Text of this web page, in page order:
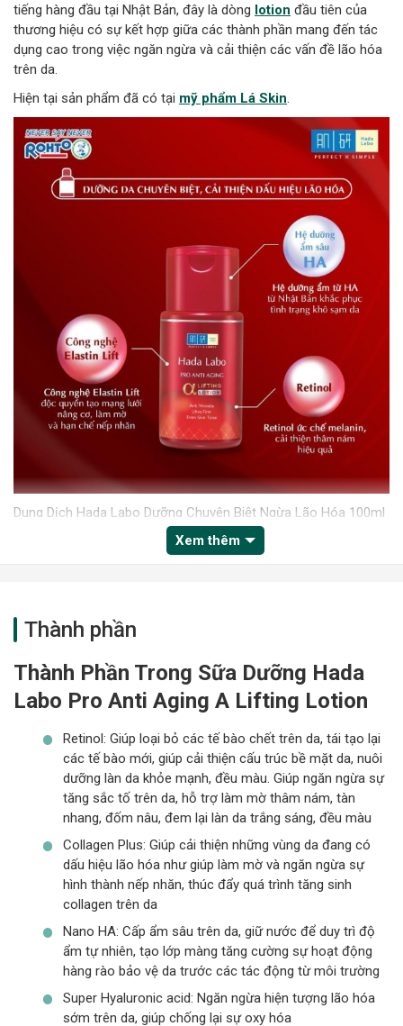
tiếng hàng đầu tại Nhật Bản, đây là dòng lotion đầu tiên của
thương hiệu có sự kết hợp giữa các thành phần mang đến tác
dụng cao trong việc ngăn ngừa và cải thiện các vấn đề lão hóa
trên da.
Hiện tại sản phẩm đã có tại mỹ phẩm Lá Skin.
Dung Dịch Hada Labo Dưỡng Chuyên Biệt Ngừa Lão Hóa 100ml
Pro Anti Aging α Lifting Lotion là dòng lotion
mỹ phẩm Hada Labo, nhãn hàng nổi tiếng hàng
quyền khi có sự kết hợp giữa nhiều thành phần có chứa hàm
việc ngăn ngừa và cải thiện tình trạng da lão hóa.
Điểm nổi bật làm nên tên tuổi của dòng lotion này trên thị
sự kết hợp giữa ba thành phần đáp ứng tốt trên da đó là
, nano HA và collagen plus. Đồng thời đây còn là dòng
lotion đầu tiên của thương hiệu được điều chế với công nghệ
hiện đại Elastin Lift có chứa hàm lượng Collagen và hoạt chất
3D HA mang đến hiệu quả tối ưu trong việc nâng cơ da mặt,
giúp làm mờ và ngăn ngừa sự hình thành nếp nhăn hiệu quả.
Công Dụng Của Sữa Dưỡng Da Hada
Labo Pro Anti Aging Α Lifting Lotion
Xem thêm
Thành phần
Thành Phần Trong Sữa Dưỡng Hada
Labo Pro Anti Aging Α Lifting Lotion
Retinol: Giúp loại bỏ các tế bào chết trên da, tái tạo lại
các tế bào mới, giúp cải thiện cấu trúc bề mặt da, nuôi
dưỡng làn da khỏe mạnh, đều màu. Giúp ngăn ngừa sự
tăng sắc tố trên da, hỗ trợ làm mờ thâm nám, tàn
nhang, đốm nâu, đem lại làn da trắng sáng, đều màu
Collagen Plus: Giúp cải thiện những vùng da đang có
dấu hiệu lão hóa như giúp làm mờ và ngăn ngừa sự
hình thành nếp nhăn, thúc đẩy quá trình tăng sinh
collagen trên da
Nano HA: Cấp ẩm sâu trên da, giữ nước để duy trì độ
ẩm tự nhiên, tạo lớp màng tăng cường sự hoạt động
hàng rào bảo vệ da trước các tác động từ môi trường
Super Hyaluronic acid: Ngăn ngừa hiện tượng lão hóa
sớm trên da, giúp chống lại sự oxy hóa